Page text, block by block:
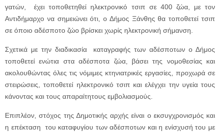
γατών, έχει τοποθετηθεί ηλεκτρονικό τσιπ σε 400 ζώα, με τον
Αντιδήμαρχο να σημειώνει ότι, ο Δήμος Ξάνθης θα τοποθετεί τσιπ
σε όποιο αδέσποτο ζώο βρίσκει χωρίς ηλεκτρονική σήμανση.
Σχετικά με την διαδικασία καταγραφής των αδέσποτων ο Δήμος
τοποθετεί ενώτια στα αδέσποτα ζώα, βάσει της νομοθεσίας και
ακολουθώντας όλες τις νόμιμες κτηνιατρικές εργασίες, προχωρά σε
στειρώσεις, τοποθετεί ηλεκτρονικό τσιπ και ελέγχει την υγεία τους
κάνοντας και τους απαραίτητους εμβολιασμούς.
Επιπλέον, στόχος της Δημοτικής αρχής είναι ο εκσυγχρονισμός και
η επέκταση του καταφυγίου των αδέσποτων και η ενίσχυσή του με